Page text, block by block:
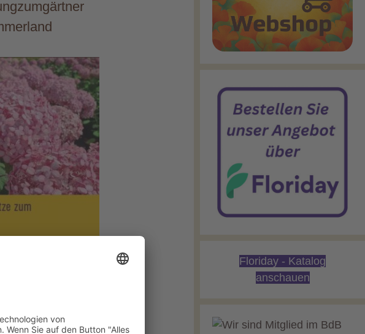
Floriday - Katalog
anschauen